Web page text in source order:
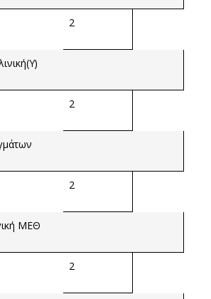
2
2
2
ΜΕΘ
2